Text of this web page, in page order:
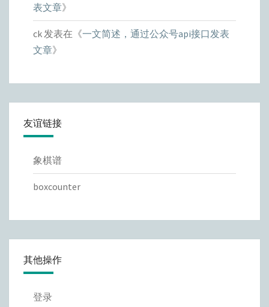
表文章》
ck 发表在《一文简述，通过公众号api接口发表
文章》
友谊链接
象棋谱
boxcounter
其他操作
登录